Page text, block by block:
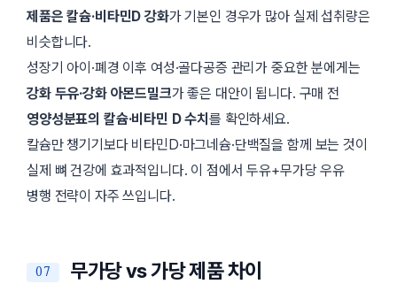
제품은 칼슘·비타민D 강화가 기본인 경우가 많아 실제 섭취량은
비슷합니다.
성장기 아이·폐경 이후 여성·골다공증 관리가 중요한 분에게는
강화 두유·강화 아몬드밀크가 좋은 대안이 됩니다. 구매 전
영양성분표의 칼슘·비타민 D 수치를 확인하세요.
칼슘만 챙기기보다 비타민D·마그네슘·단백질을 함께 보는 것이
실제 뼈 건강에 효과적입니다. 이 점에서 두유+무가당 우유
병행 전략이 자주 쓰입니다.
무가당 vs 가당 제품 차이